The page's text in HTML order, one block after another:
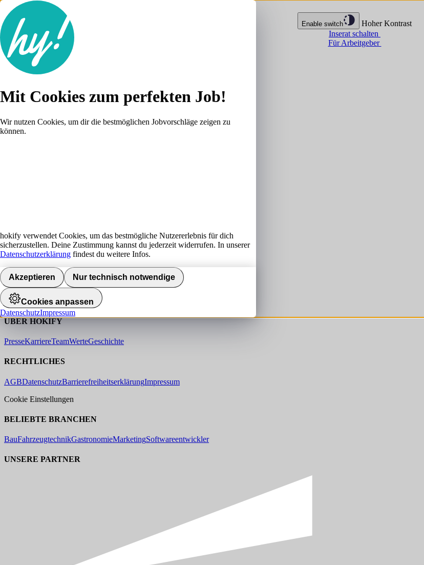
Enable switch
Hoher Kontrast
Inserat schalten
Für Arbeitgeber
Lebenslauf
Mit Cookies zum perfekten Job!
Wir nutzen Cookies, um dir die bestmöglichen Jobvorschläge zeigen zu
können.
hokify verwendet Cookies, um das bestmögliche Nutzererlebnis für dich
sicherzustellen. Deine Zustimmung kannst du jederzeit widerrufen. In unserer
Datenschutzerklärung findest du weitere Infos.
Akzeptieren Nur technisch notwendige
Cookies anpassen
DatenschutzImpressum
HOKIFY
Jobsuche
Karriere-TippsFAQFür Arbeitgeber
ÜBER HOKIFY
PresseKarriereTeamWerteGeschichte
RECHTLICHES
AGBDatenschutzBarrierefreiheitserklärungImpressum
Cookie Einstellungen
BELIEBTE BRANCHEN
BauFahrzeugtechnikGastronomieMarketingSoftwareentwickler
UNSERE PARTNER